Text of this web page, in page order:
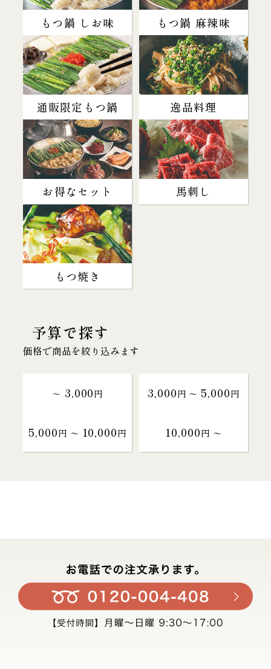
もつ鍋 しお味 もつ鍋 麻辣味
通販限定もつ鍋 逸品料理
お得なセット 馬刺し
もつ焼き
予算で探す
価格で商品を絞り込みます
～ 3,000円 3,000円 〜 5,000円
5,000円 〜 10,000円 10,000円 〜